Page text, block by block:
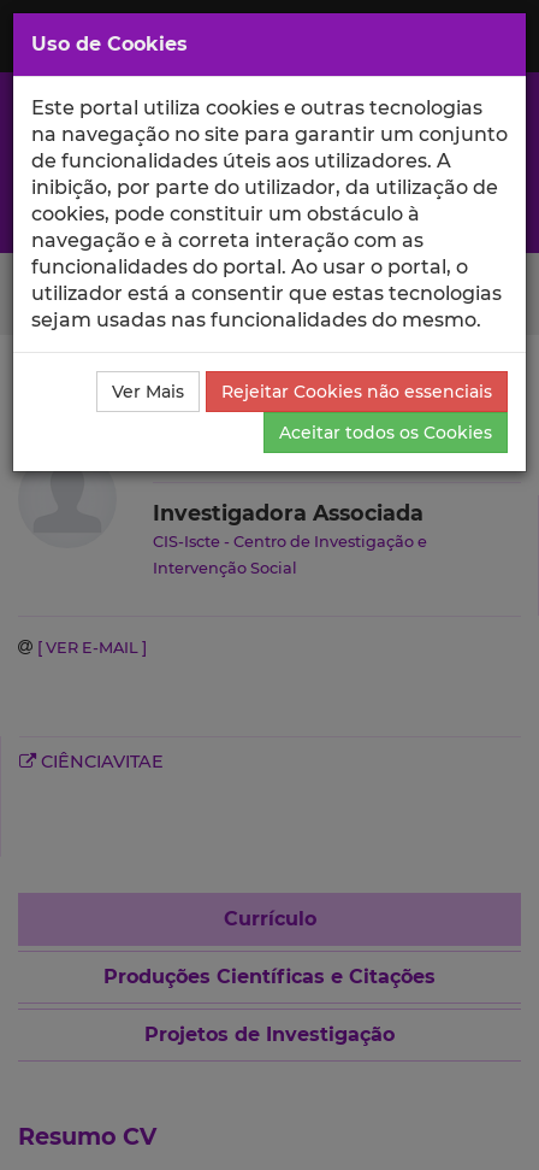
Saltar
para
Conteúdo
Principal
A excelência da investigação e ciência no Iscte
Search Button
Ciência_Iscte Autores
Leonor Correia Bettencourt
Currículo
Leonor Correia Bettencourt
Investigadora Associada
CIS-Iscte - Centro de Investigação e
Intervenção Social
[ VER E-MAIL ]
CIÊNCIAVITAE
Currículo
Produções Científicas e Citações
Projetos de Investigação
Resumo CV
Uso de Cookies
Este portal utiliza cookies e outras tecnologias
na navegação no site para garantir um conjunto
de funcionalidades úteis aos utilizadores. A
inibição, por parte do utilizador, da utilização de
cookies, pode constituir um obstáculo à
navegação e à correta interação com as
funcionalidades do portal. Ao usar o portal, o
utilizador está a consentir que estas tecnologias
sejam usadas nas funcionalidades do mesmo.
Ver Mais
Rejeitar Cookies não essenciais
Aceitar todos os Cookies